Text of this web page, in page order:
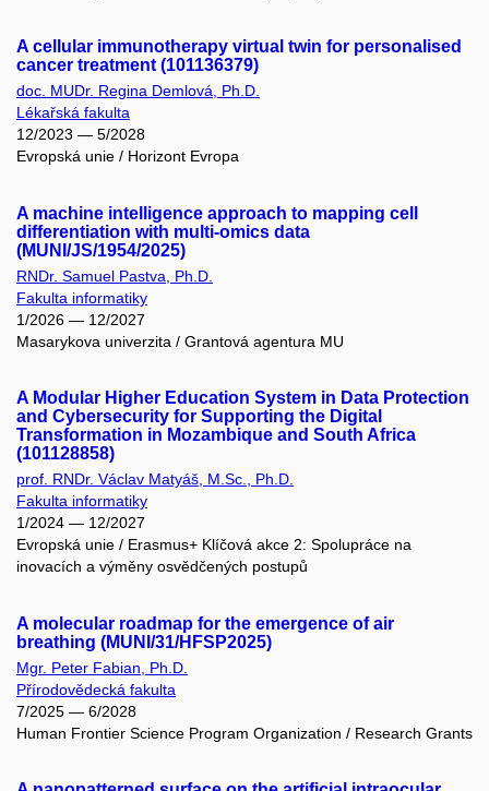
A cellular immunotherapy virtual twin for personalised
cancer treatment (101136379)
doc. MUDr. Regina Demlová, Ph.D.
Lékařská fakulta
12/2023 — 5/2028
Evropská unie / Horizont Evropa
A machine intelligence approach to mapping cell
differentiation with multi-omics data
(MUNI/JS/1954/2025)
RNDr. Samuel Pastva, Ph.D.
Fakulta informatiky
1/2026 — 12/2027
Masarykova univerzita / Grantová agentura MU
A Modular Higher Education System in Data Protection
and Cybersecurity for Supporting the Digital
Transformation in Mozambique and South Africa
(101128858)
prof. RNDr. Václav Matyáš, M.Sc., Ph.D.
Fakulta informatiky
1/2024 — 12/2027
Evropská unie / Erasmus+ Klíčová akce 2: Spolupráce na
inovacích a výměny osvědčených postupů
A molecular roadmap for the emergence of air
breathing (MUNI/31/HFSP2025)
Mgr. Peter Fabian, Ph.D.
Přírodovědecká fakulta
7/2025 — 6/2028
Human Frontier Science Program Organization / Research Grants